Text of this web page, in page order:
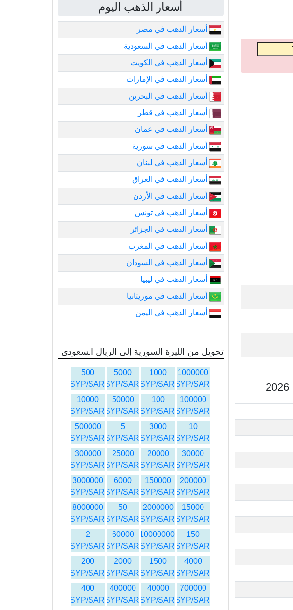
أسعار الذهب اليوم
أسعار الذهب في مصر
أسعار الذهب في السعودية
أسعار الذهب في الكويت
أسعار الذهب في الإمارات
أسعار الذهب في البحرين
أسعار الذهب في قطر
أسعار الذهب في عمان
أسعار الذهب في سورية
أسعار الذهب في لبنان
أسعار الذهب في العراق
أسعار الذهب في الأردن
أسعار الذهب في تونس
أسعار الذهب في الجزائر
أسعار الذهب في المغرب
أسعار الذهب في السودان
أسعار الذهب في ليبيا
أسعار الذهب في موريتانيا
أسعار الذهب في اليمن
تحويل من الليرة السورية إلى الريال السعودي
1000000
SYP/SAR
1000
SYP/SAR
5000
SYP/SAR
500
SYP/SAR
100000
SYP/SAR
100
SYP/SAR
50000
SYP/SAR
10000
SYP/SAR
10
SYP/SAR
3000
SYP/SAR
5
SYP/SAR
500000
SYP/SAR
30000
SYP/SAR
20000
SYP/SAR
25000
SYP/SAR
300000
SYP/SAR
200000
SYP/SAR
150000
SYP/SAR
6000
SYP/SAR
3000000
SYP/SAR
15000
SYP/SAR
2000000
SYP/SAR
50
SYP/SAR
8000000
SYP/SAR
150
SYP/SAR
10000000
SYP/SAR
60000
SYP/SAR
2
SYP/SAR
4000
SYP/SAR
1500
SYP/SAR
2000
SYP/SAR
200
SYP/SAR
700000
SYP/SAR
40000
SYP/SAR
400000
SYP/SAR
400
SYP/SAR